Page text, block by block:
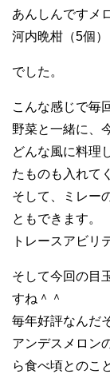
あんしんですメ
河内晩柑（5個）
でした。
こんな感じで毎
野菜と一緒に、
どんな風に料理
たものも入れて
そして、ミレー
ともできます。
トレースアビリ
そして今回の目
すね＾＾
毎年好評なんだ
アンデスメロン
ら食べ頃とのこ